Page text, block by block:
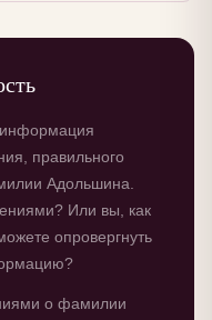
правильного
Адольшина.
Или вы, как
опровергнуть
о фамилии